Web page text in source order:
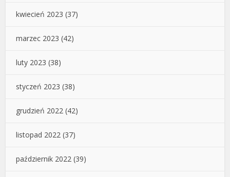
kwiecień 2023 (37)
marzec 2023 (42)
luty 2023 (38)
styczeń 2023 (38)
grudzień 2022 (42)
listopad 2022 (37)
październik 2022 (39)